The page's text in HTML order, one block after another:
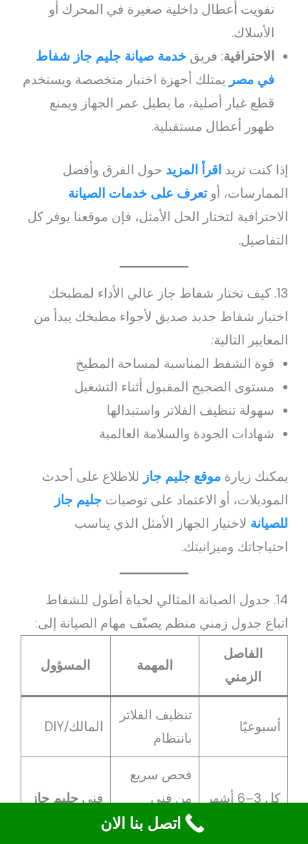
تفويت أعطال داخلية صغيرة في المحرك أو
الأسلاك.
الاحترافية: فريقخدمة صيانة جليم جاز شفاط
في مصر يمتلك أجهزة اختبار متخصصة ويستخدم
قطع غيار أصلية، ما يطيل عمر الجهاز ويمنع
ظهور أعطال مستقبلية.
إذا كنت تريداقرأ المزيد حول الفرق وأفضل
الممارسات، أوتعرف على خدمات الصيانة
الاحترافية لتختار الحل الأمثل، فإن موقعنا يوفر كل
التفاصيل.
13. كيف تختار شفاط جاز عالي الأداء لمطبخك
اختيار شفاط جديد صديق لأجواء مطبخك يبدأ من
المعايير التالية:
قوة الشفط المناسبة لمساحة المطبخ
مستوى الضجيج المقبول أثناء التشغيل
سهولة تنظيف الفلاتر واستبدالها
شهادات الجودة والسلامة العالمية
يمكنك زيارةموقع جليم جاز للاطلاع على أحدث
الموديلات، أو الاعتماد على توصياتجليم جاز
للصيانة لاختيار الجهاز الأمثل الذي يناسب
احتياجاتك وميزانيتك.
14. جدول الصيانة المثالي لحياة أطول للشفاط
اتباع جدول زمني منظم يصنّف مهام الصيانة إلى:
الفاصل
الزمني
المهمة المسؤول
أسبوعيًا
تنظيف الفلاتر
بانتظام
المالك/DIY
كل 3–6 أشهر
فحص سريع
من فني
معتمد
فنيجليم جاز
اتصل بنا الان